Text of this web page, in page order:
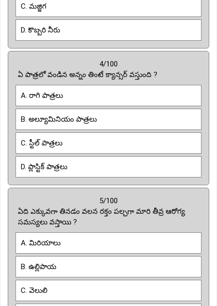
C. మజ్జిగ
D. కొబ్బరి నీరు
4/100
ఏ పాత్రలో వండిన అన్నం తింటే క్యాన్సర్ వస్తుంది ?
A. రాగి పాత్రలు
B. అల్యూమినియం పాత్రలు
C. స్టీల్ పాత్రలు
D. ప్లాస్టిక్ పాత్రలు
5/100
ఏది ఎక్కువగా తినడం వలన రక్తం పల్చగా మారి తీవ్ర ఆరోగ్య
సమస్యలు వస్తాయి ?
A. మిరియాలు
B. ఉల్లిపాయ
C. వెలులి